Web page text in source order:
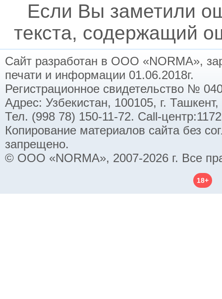
Если Вы заметили
текста, содержащий
Сайт разработан в ООО «NORMA»,
печати и информации 01.06.2018г.
Регистрационное свидетельство №
Адрес: Узбекистан, 100105, г.
Тел. (998 78) 150-11-72. Call-
Копирование материалов сайта без
запрещено.
© ООО «NORMA», 2007-2026 г. Все
18+